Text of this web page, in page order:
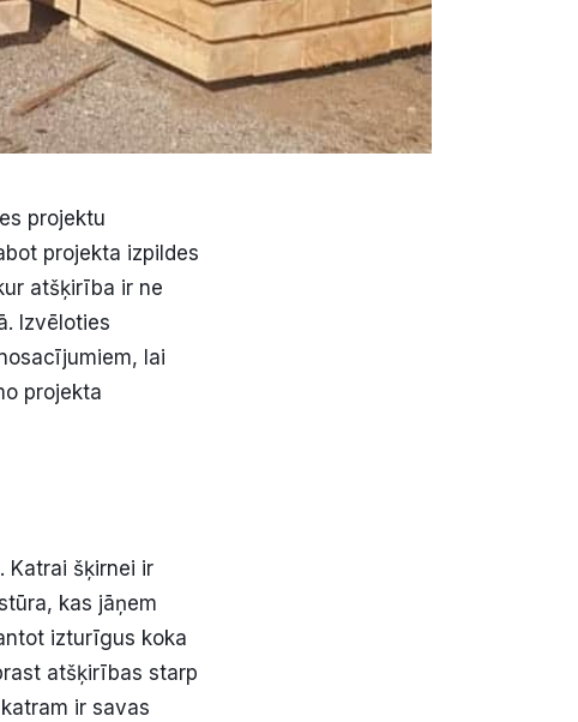
projektu
projekta izpildes
atšķirība ir ne
Izvēloties
lai
projekta
Katrai šķirnei ir
kas jāņem
izturīgus koka
atšķirības starp
ir savas